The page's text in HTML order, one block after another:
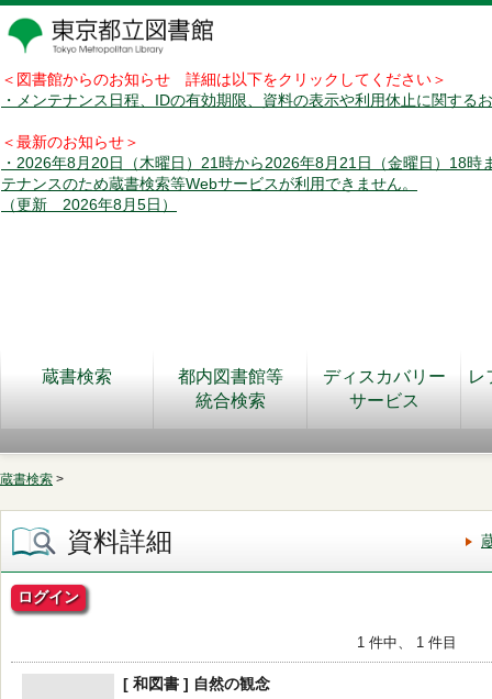
＜図書館からのお知らせ 詳細は以下をクリックしてください＞
・メンテナンス日程、IDの有効期限、資料の表示や利用休止に関する
＜最新のお知らせ＞
・2026年8月20日（木曜日）21時から2026年8月21日（金曜日）18時
テナンスのため蔵書検索等Webサービスが利用できません。
（更新 2026年8月5日）
蔵書検索
都内図書館等
統合検索
ディスカバリー
サービス
レ
蔵書検索 >
資料詳細
ログイン
1 件中、 1 件目
[ 和図書 ] 自然の観念